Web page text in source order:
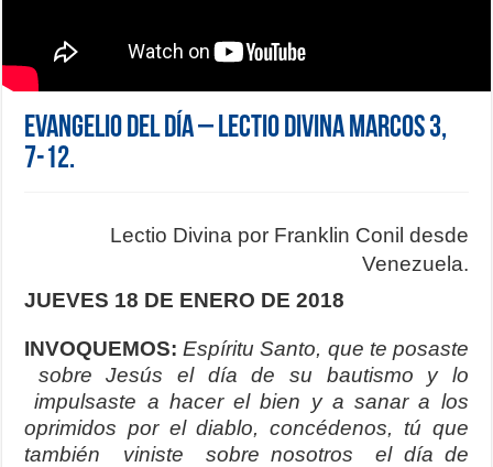
Evangelio del día – Lectio Divina Marcos 3,
7-12.
Lectio Divina por Franklin Conil desde
Venezuela.
JUEVES 18 DE ENERO DE 2018
INVOQUEMOS: Espíritu Santo, que te posaste
sobre Jesús el día de su bautismo y lo
impulsaste a hacer el bien y a sanar a los
oprimidos por el diablo, concédenos, tú que
también viniste sobre nosotros el día de